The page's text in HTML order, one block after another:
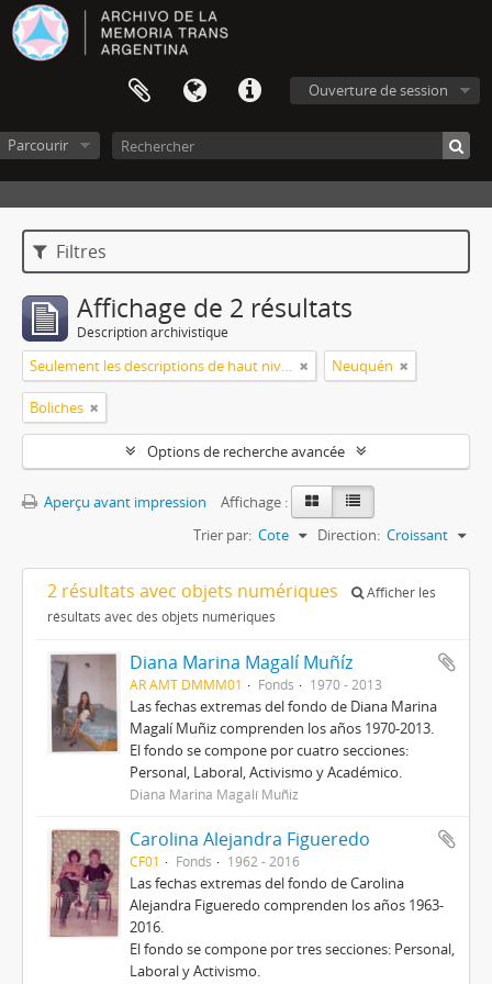
Ouverture de session
Parcourir
Filtres
Affichage de 2 résultats
Description archivistique
Seulement les descriptions de haut niveau Neuquén
Boliches
Options de recherche avancée
Aperçu avant impression
Affichage :
Trier par: Cote Direction: Croissant
2 résultats avec objets numériques
Afficher les
résultats avec des objets numériques
Diana Marina Magalí Muñíz
AR AMT DMMM01 Fonds 1970 - 2013
Las fechas extremas del fondo de Diana Marina
Magalí Muñiz comprenden los años 1970-2013.
El fondo se compone por cuatro secciones:
Personal, Laboral, Activismo y Académico.
Diana Marina Magalí Muñiz
Carolina Alejandra Figueredo
CF01 Fonds 1962 - 2016
Las fechas extremas del fondo de Carolina
Alejandra Figueredo comprenden los años 1963-
2016.
El fondo se compone por tres secciones: Personal,
Laboral y Activismo.